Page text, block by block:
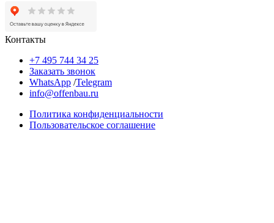
Контакты
+7 495 744 34 25
Заказать звонок
WhatsApp /Telegram
info@offenbau.ru
Политика конфиденциальности
Пользовательское соглашение